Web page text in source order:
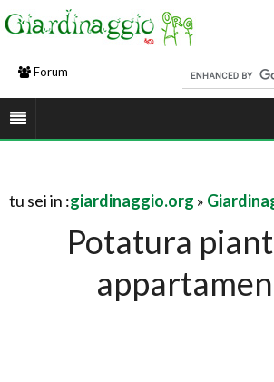
Forum
tu sei in :giardinaggio.org »
Potatura